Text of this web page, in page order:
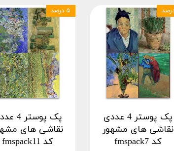
پک پوستر 4 عددی
نقاشی های مشهور
کد fmspack7
پک پوستر
نقاشی های
کد fmspack11
۵ درصد